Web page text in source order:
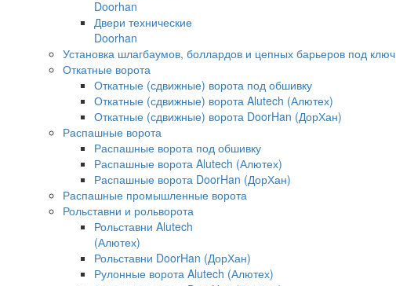
Doorhan
Двери технические
Doorhan
Установка шлагбаумов, боллардов и цепных барьеров под ключ
Откатные ворота
Откатные (сдвижные) ворота под обшивку
Откатные (сдвижные) ворота Alutech (Алютех)
Откатные (сдвижные) ворота DoorHan (ДорХан)
Распашные ворота
Распашные ворота под обшивку
Распашные ворота Alutech (Алютех)
Распашные ворота DoorHan (ДорХан)
Распашные промышленные ворота
Рольставни и рольворота
Рольставни Alutech
(Алютех)
Рольставни DoorHan (ДорХан)
Рулонные ворота Alutech (Алютех)